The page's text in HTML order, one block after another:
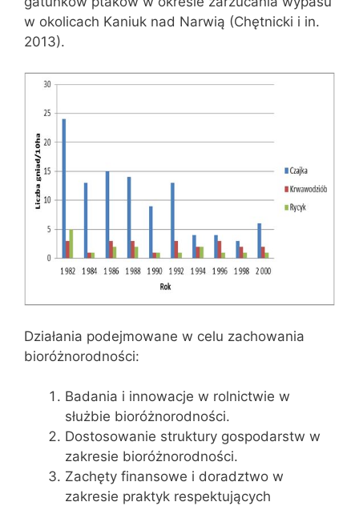
w okolicach Kaniuk nad Narwią (Chętnicki i in.
2013).
Działania podejmowane w celu zachowania
bioróżnorodności:
Badania i innowacje w rolnictwie w
służbie bioróżnorodności.
Dostosowanie struktury gospodarstw w
zakresie bioróżnorodności.
Zachęty finansowe i doradztwo w
zakresie praktyk respektujących